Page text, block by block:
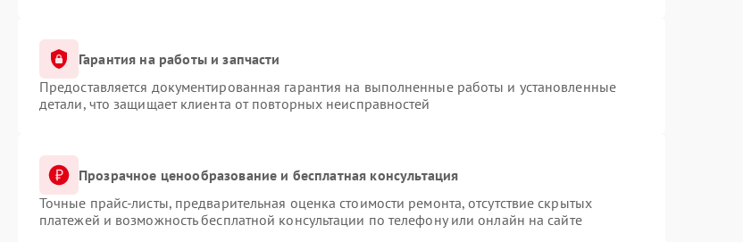
Гарантия на работы и запчасти
Предоставляется документированная гарантия на выполненные работы и установленные
детали, что защищает клиента от повторных неисправностей
Прозрачное ценообразование и бесплатная консультация
Точные прайс-листы, предварительная оценка стоимости ремонта, отсутствие скрытых
платежей и возможность бесплатной консультации по телефону или онлайн на сайте